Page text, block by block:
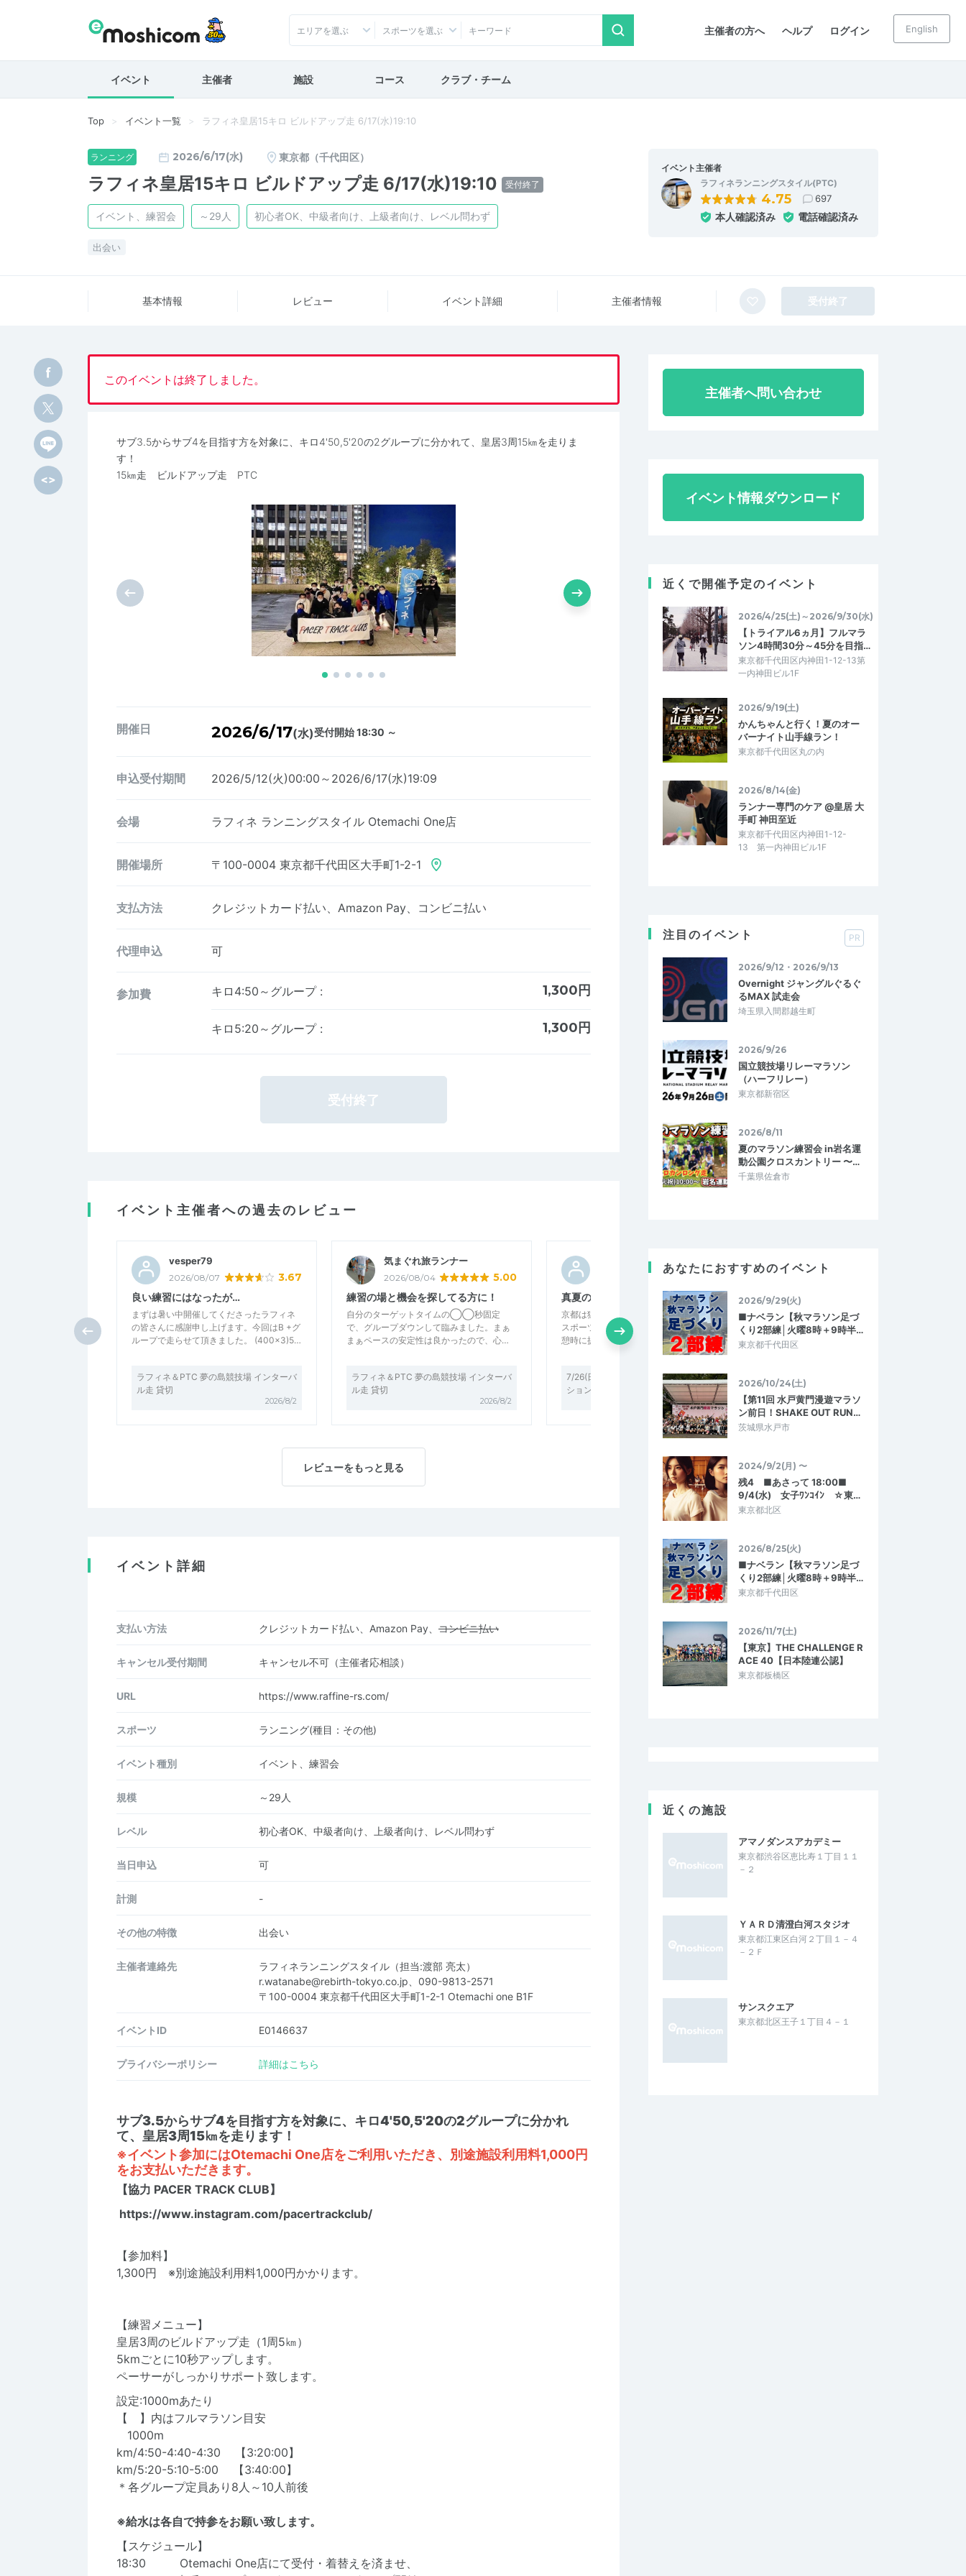
主催者の方へ ヘルプ ログイン
エリアを選ぶ スポーツを選ぶ English
イベント 主催者 施設 コース クラブ・チーム
Top イベント一覧 ラフィネ皇居15キロ ビルドアップ走 6/17(水)19:10
ランニング 2026/6/17(水) 東京都（千代田区）
ラフィネ皇居15キロ ビルドアップ走 6/17(水)19:10 受付終了
イベント、練習会 ～29人 初心者OK、中級者向け、上級者向け、レベル問わず
出会い
イベント主催者
ラフィネランニングスタイル(PTC)
4.75 697
本人確認済み 電話確認済み
基本情報 レビュー イベント詳細 主催者情報 受付終了
このイベントは終了しました。
サブ3.5からサブ4を目指す方を対象に、キロ4'50,5'20の2グループに分かれて、皇居3周15㎞を走りま
す！
15㎞走 ビルドアップ走 PTC
開催日 2026/6/17(水)受付開始 18:30 ～
申込受付期間 2026/5/12(火)00:00～2026/6/17(水)19:09
会場 ラフィネ ランニングスタイル Otemachi One店
開催場所 〒100-0004 東京都千代田区大手町1-2-1
支払方法 クレジットカード払い、Amazon Pay、コンビニ払い
代理申込 可
参加費 キロ4:50～グループ : 1,300円
キロ5:20～グループ : 1,300円
受付終了
イベント主催者への過去のレビュー
vesper79
2026/08/07 3.67
良い練習にはなったが…
まずは暑い中開催してくださったラフィネ
の皆さんに感謝申し上げます。今回はB +グ
ループで走らせて頂きました。 (400×3)5…
ラフィネ＆PTC 夢の島競技場 インターバ
ル走 貸切
2026/8/2
気まぐれ旅ランナー
2026/08/04 5.00
練習の場と機会を探してる方に！
自分のターゲットタイムの◯◯秒固定
で、グループダウンして臨みました。まぁ
まぁペースの安定性は良かったので、心…
ラフィネ＆PTC 夢の島競技場 インターバ
ル走 貸切
2026/8/2
ヨシキックス
5.00
真夏のLSD
京都は猛暑日でしたが、紙コップ・冷たい
スポーツドリンク（おかわり可）・氷を休
憩時に提供していただき、熱中症対策も…
7/26(日)7:30～☆一休×PTC☆ランセッ
ションin京都
2026/7/26
sho_785huez
みんなで楽しく観光ラン！
暑い中での開催でしたが、サポート体制も
しっかりしおり安心して参加することがで
きました。京都の名所を見ながらマラニ…
7/26(日)7:30～☆一休×PTC☆ランセッ
ションin京都
レビューをもっと見る
イベント詳細
支払い方法 クレジットカード払い、Amazon Pay、 コンビニ払い
キャンセル受付期間 キャンセル不可（主催者応相談）
URL https://www.raffine-rs.com/
スポーツ ランニング(種目：その他)
イベント種別 イベント、練習会
規模 ～29人
レベル 初心者OK、中級者向け、上級者向け、レベル問わず
当日申込 可
計測 -
その他の特徴 出会い
主催者連絡先
ラフィネランニングスタイル（担当:渡部 亮太）
r.watanabe@rebirth-tokyo.co.jp、090-9813-2571
〒100-0004 東京都千代田区大手町1-2-1 Otemachi one B1F
イベントID E0146637
プライバシーポリシー 詳細はこちら
サブ3.5からサブ4を目指す方を対象に、キロ4'50,5'20の2グループに分かれ
て、皇居3周15㎞を走ります！
※イベント参加にはOtemachi One店をご利用いただき、別途施設利用料1,000円
をお支払いただきます。
【協力 PACER TRACK CLUB】
https://www.instagram.com/pacertrackclub/
【参加料】
1,300円 ※別途施設利用料1,000円かかります。
【練習メニュー】
皇居3周のビルドアップ走（1周5㎞）
5kmごとに10秒アップします。
ペーサーがしっかりサポート致します。
設定:1000mあたり
【 】内はフルマラソン目安
1000m
km/4:50-4:40-4:30 【3:20:00】
km/5:20-5:10-5:00 【3:40:00】
＊各グループ定員あり8人～10人前後
※給水は各自で持参をお願い致します。
【スケジュール】
18:30 Otemachi One店にて受付・着替えを済ませ、
主催者へ問い合わせ
イベント情報ダウンロード
近くで開催予定のイベント
2026/4/25(土)～2026/9/30(水)
【トライアル6ヵ月】フルマラ
ソン4時間30分～45分を目指…
東京都千代田区内神田1-12-13第
一内神田ビル1F
2026/9/19(土)
かんちゃんと行く！夏のオー
バーナイト山手線ラン！
東京都千代田区丸の内
2026/8/14(金)
ランナー専門のケア @皇居 大
手町 神田至近
東京都千代田区内神田1-12-
13 第一内神田ビル1F
注目のイベント PR
2026/9/12・2026/9/13
Overnight ジャングルぐるぐ
るMAX 試走会
埼玉県入間郡越生町
2026/9/26
国立競技場リレーマラソン
（ハーフリレー）
東京都新宿区
2026/8/11
夏のマラソン練習会 in岩名運
動公園クロスカントリー 〜…
千葉県佐倉市
あなたにおすすめのイベント
2026/9/29(火)
■ナベラン【秋マラソン足づ
くり2部練│火曜8時＋9時半…
東京都千代田区
2026/10/24(土)
【第11回 水戸黄門漫遊マラソ
ン前日！SHAKE OUT RUN…
茨城県水戸市
2024/9/2(月) 〜
残4 ■あさって 18:00■
9/4(水) 女子ﾜﾝｺｲﾝ ☆東…
東京都北区
2026/8/25(火)
■ナベラン【秋マラソン足づ
くり2部練│火曜8時＋9時半…
東京都千代田区
2026/11/7(土)
【東京】THE CHALLENGE R
ACE 40【日本陸連公認】
東京都板橋区
近くの施設
アマノダンスアカデミー
東京都渋谷区恵比寿１丁目１１
－２
ＹＡＲＤ清澄白河スタジオ
東京都江東区白河２丁目１－４
－２Ｆ
サンスクエア
東京都北区王子１丁目４－１